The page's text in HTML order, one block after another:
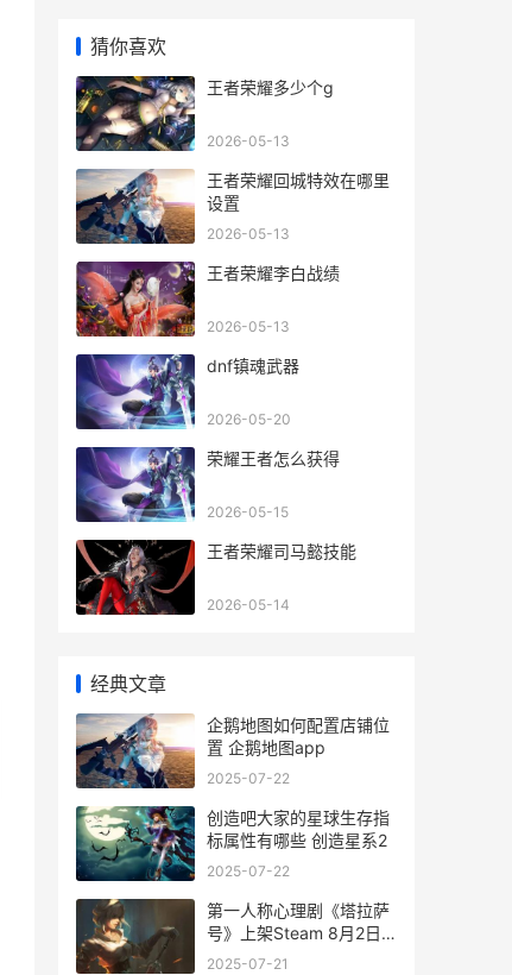
猜你喜欢
王者荣耀多少个g
2026-05-13
王者荣耀回城特效在哪里
设置
2026-05-13
王者荣耀李白战绩
2026-05-13
dnf镇魂武器
2026-05-20
荣耀王者怎么获得
2026-05-15
王者荣耀司马懿技能
2026-05-14
经典文章
企鹅地图如何配置店铺位
置 企鹅地图app
2025-07-22
创造吧大家的星球生存指
标属性有哪些 创造星系2
2025-07-22
第一人称心理剧《塔拉萨
号》上架Steam 8月2日
发行_ 第一人称心理活动
2025-07-21